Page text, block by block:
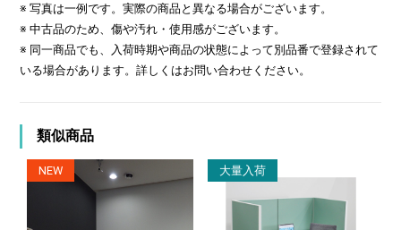
※ 写真は一例です。実際の商品と異なる場合がございます。
※ 中古品のため、傷や汚れ・使用感がございます。
※ 同一商品でも、入荷時期や商品の状態によって別品番で登録されて
いる場合があります。詳しくはお問い合わせください。
類似商品
NEW 大量入荷